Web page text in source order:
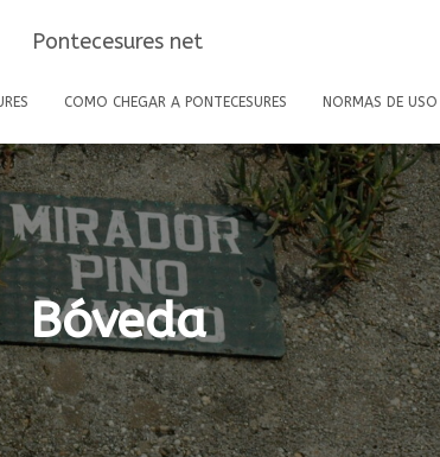
Pontecesures net
COMO CHEGAR A PONTECESURES NORMAS DE USO
Bóveda